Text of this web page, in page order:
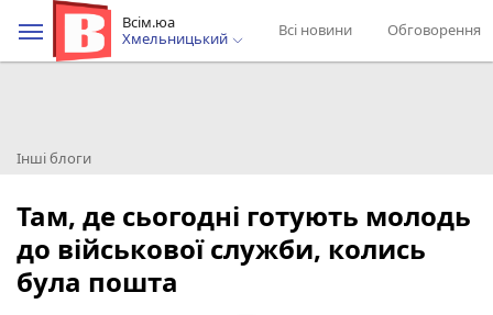
Всім.юа
Хмельницький
Всі новини Обговорення
Інші блоги
Там, де сьогодні готують молодь
до військової служби, колись
була пошта